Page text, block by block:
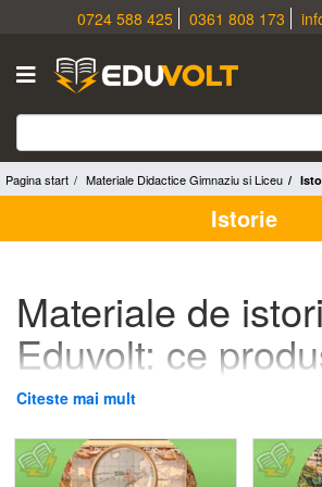
0724 588 425 0361 808 173
Pagina start Materiale Didactice Gimnaziu si Liceu
Istorie
Materiale de
Eduvolt: ce
folosești la
istoriei la
Citeste mai mult